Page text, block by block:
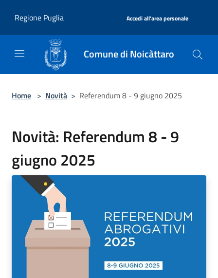
Regione Puglia
Accedi all'area personale
Comune di Noicàttaro
Home > Novità > Referendum 8 - 9 giugno 2025
Novità: Referendum 8 - 9
giugno 2025